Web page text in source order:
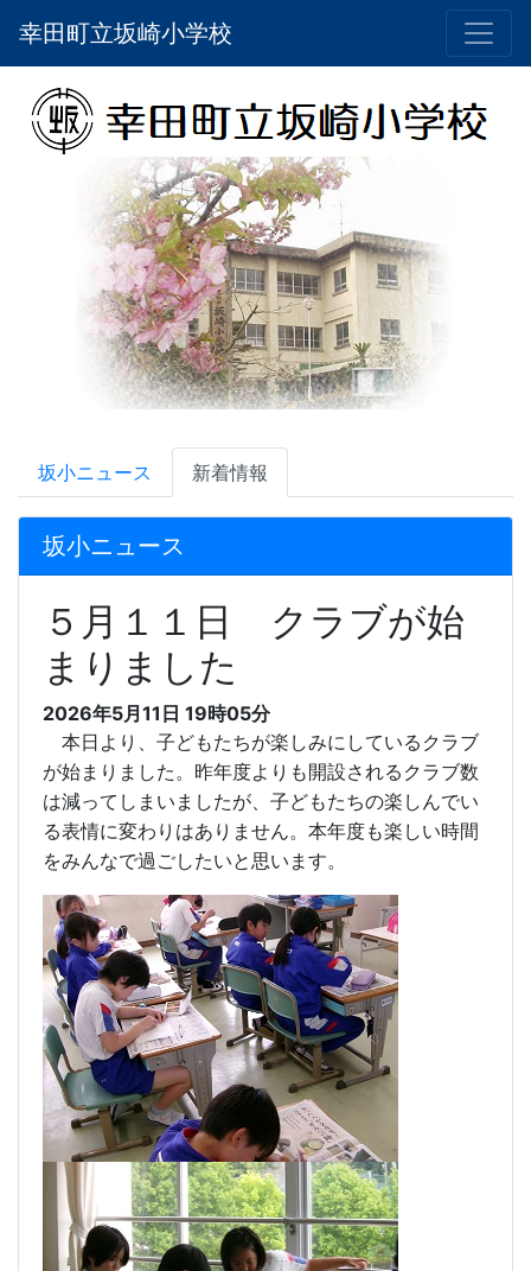
幸田町立坂崎小学校
坂小ニュース 新着情報
坂小ニュース
５月１１日 クラブが始
まりました
2026年5月11日 19時05分
本日より、子どもたちが楽しみにしているクラブ
が始まりました。昨年度よりも開設されるクラブ数
は減ってしまいましたが、子どもたちの楽しんでい
る表情に変わりはありません。本年度も楽しい時間
をみんなで過ごしたいと思います。